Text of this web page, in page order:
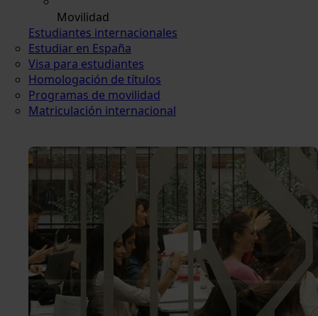
Movilidad
Estudiantes internacionales
Estudiar en España
Visa para estudiantes
Homologación de títulos
Programas de movilidad
Matriculación internacional